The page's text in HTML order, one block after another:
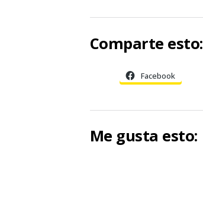
Comparte esto:
Facebook
Me gusta esto: